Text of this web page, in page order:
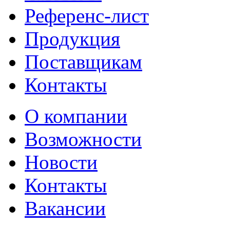
Референс-лист
Продукция
Поставщикам
Контакты
О компании
Возможности
Новости
Контакты
Вакансии